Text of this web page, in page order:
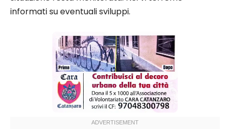
informati su eventuali sviluppi.